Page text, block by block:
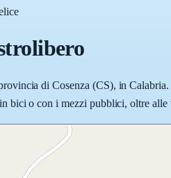
di Cosenza (CS), in
bici o con i mezzi pubblici, oltre